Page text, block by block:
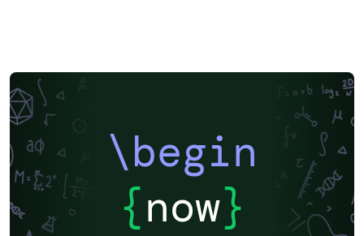
\begin
{now}